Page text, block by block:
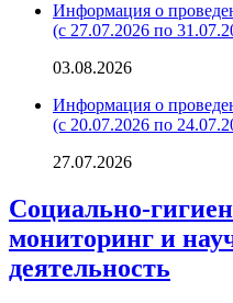
Информация о
(с 27.07.2026 по
03.08.2026
Информация о
(с 20.07.2026 по
27.07.2026
Социально-
мониторинг и
деятельность